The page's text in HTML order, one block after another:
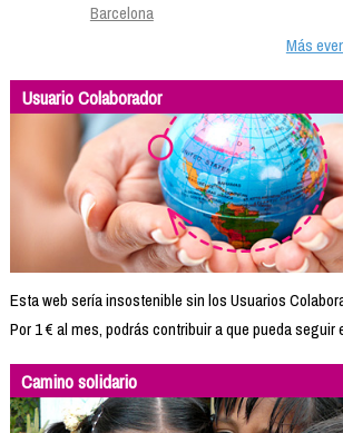
Barcelona
Más
Usuario Colaborador
Esta web sería insostenible sin los Usuarios
Por 1 € al mes, podrás contribuir a que pueda seguir
Camino solidario